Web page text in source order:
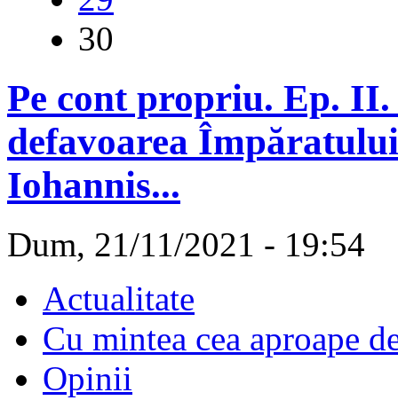
30
Pe cont propriu. Ep.
defavoarea
Iohannis...
Dum, 21/11/2021 - 19:54
Actualitate
Cu mintea cea aproape
Opinii